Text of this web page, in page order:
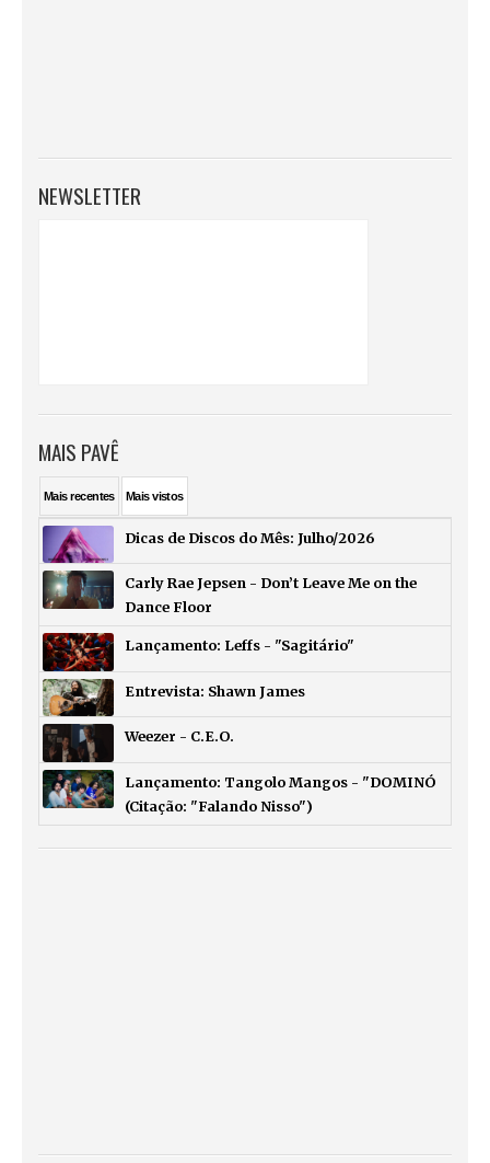
NEWSLETTER
MAIS PAVÊ
Maisrecentes Maisvistos
Dicas de Discos do Mês: Julho/2026
Carly Rae Jepsen - Don’t Leave Me on the
Dance Floor
Lançamento: Leffs - "Sagitário"
Entrevista: Shawn James
Weezer - C.E.O.
Lançamento: Tangolo Mangos - "DOMINÓ
(Citação: "Falando Nisso")